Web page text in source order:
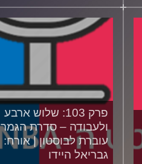
פרק 103: שלוש ארבע
ולעבודה – סדרת הגמר
עוברת לבוסטון | אורח:
גבריאל היידו